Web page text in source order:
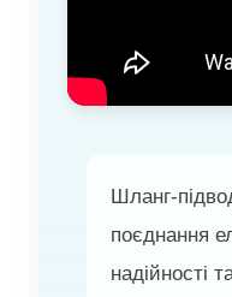
Шланг-
поєднання
надійності